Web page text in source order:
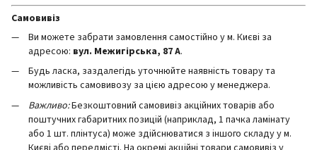
Самовивіз
Ви можете забрати замовлення самостійно у м. Києві за
адресою: вул. Межигірська, 87 А.
Будь ласка, заздалегідь уточнюйте наявність товару та
можливість самовивозу за цією адресою у менеджера.
Важливо:Безкоштовний самовивіз акційних товарів або
поштучних габаритних позицій (наприклад, 1 пачка ламінату
або 1 шт. плінтуса) може здійснюватися з іншого складу у м.